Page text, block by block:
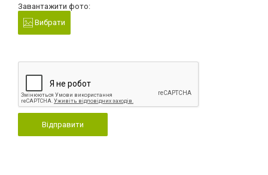
Завантажити фото:
Вибрати
Відправити